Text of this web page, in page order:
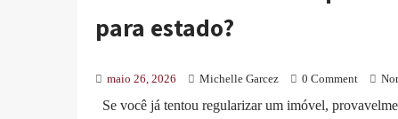
para estado?
maio 26, 2026 Michelle Garcez 0 Comment
Se você já tentou regularizar um imóvel,